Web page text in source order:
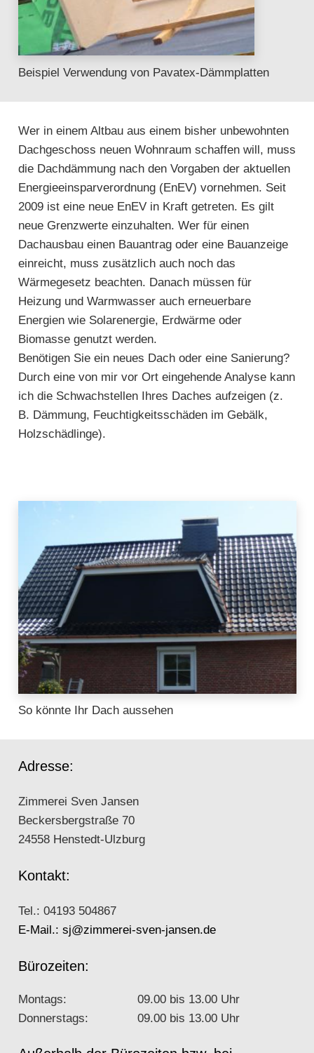
Beispiel Verwendung von Pavatex-Dämmplatten
So könnte Ihr Dach aussehen
Wer in einem Altbau aus einem bisher unbewohnten
Dachgeschoss neuen Wohnraum schaffen will, muss
die Dachdämmung nach den Vorgaben der aktuellen
Energieeinsparverordnung (EnEV) vornehmen. Seit
2009 ist eine neue EnEV in Kraft getreten. Es gilt
neue Grenzwerte einzuhalten. Wer für einen
Dachausbau einen Bauantrag oder eine Bauanzeige
einreicht, muss zusätzlich auch noch das
Wärmegesetz beachten. Danach müssen für
Heizung und Warmwasser auch erneuerbare
Energien wie Solarenergie, Erdwärme oder
Biomasse genutzt werden.
Benötigen Sie ein neues Dach oder eine Sanierung?
Durch eine von mir vor Ort eingehende Analyse kann
ich die Schwachstellen Ihres Daches aufzeigen (z.
B. Dämmung, Feuchtigkeitsschäden im Gebälk,
Holzschädlinge).
Adresse:
Zimmerei Sven Jansen
Beckersbergstraße 70
24558 Henstedt-Ulzburg
Kontakt:
Tel.: 04193 504867
E-Mail.: sj@zimmerei-sven-jansen.de
Bürozeiten:
Montags:
Donnerstags:
09.00 bis 13.00 Uhr
09.00 bis 13.00 Uhr